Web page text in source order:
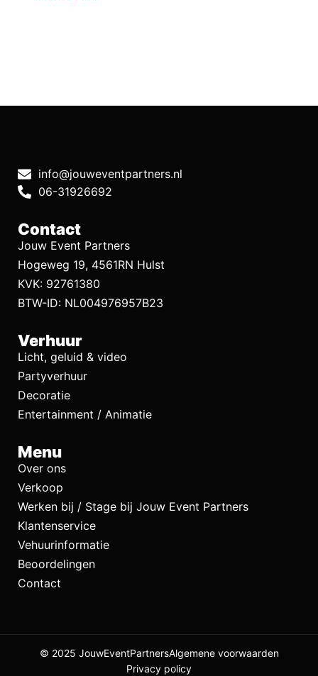
info@jouweventpartners.nl
06-31926692
Contact
Jouw Event Partners
Hogeweg 19, 4561RN Hulst
KVK: 92761380
BTW-ID: NL004976957B23
Verhuur
Licht, geluid & video
Partyverhuur
Decoratie
Entertainment / Animatie
Menu
Over ons
Verkoop
Werken bij / Stage bij Jouw Event Partners
Klantenservice
Vehuurinformatie
Beoordelingen
Contact
© 2025 JouwEventPartnersAlgemene voorwaarden
Privacy policy